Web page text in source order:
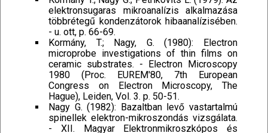
elektronsugaras mikroanalízis alkalmazása
többrétegű kondenzátorok hibaanalízisében.
- u. ott, p. 66-69.
Kormány, T.; Nagy, G. (1980): Electron
microprobe investigations of thin films on
ceramic substrates. - Electron Microscopy
1980 (Proc. EUREM'80, 7th European
Congress on Electron Microscopy, The
Hague), Leiden, Vol. 3. p. 50-51.
Nagy G. (1982): Bazaltban levő vastartalmú
spinellek elektron-mikroszondás vizsgálata.
- XII. Magyar Elektronmikroszkópos és